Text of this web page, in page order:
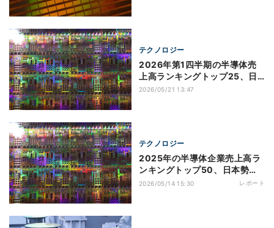
テクノロジー
2026年第1四半期の半導体売
上高ランキングトップ25、日
本勢トップは11位のキオクシ
2026/05/21 13:47
テクノロジー
2025年の半導体企業売上高ラ
ンキングトップ50、日本勢ト
ップはソニー TechInsights
2026/05/14 15:30 レポート